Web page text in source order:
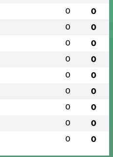
0 0
0 0
0 0
0 0
0 0
0 0
0 0
0 0
0 0